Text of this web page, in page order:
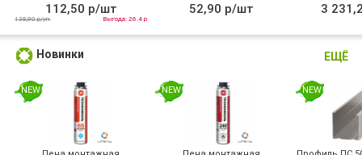
112,50 р/шт
138,90 р/уп Выгода: 26.4 р
52,90 р/шт 3
ЕЩЁ
Новинки
NEW NEW NEW